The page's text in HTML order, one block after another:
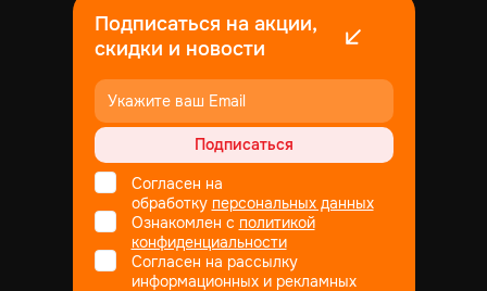
Подписаться на акции,
скидки и новости
Подписаться
Согласен на
обработку персональных данных
Ознакомлен с политикой
конфиденциальности
Согласен на рассылку
информационных и рекламных